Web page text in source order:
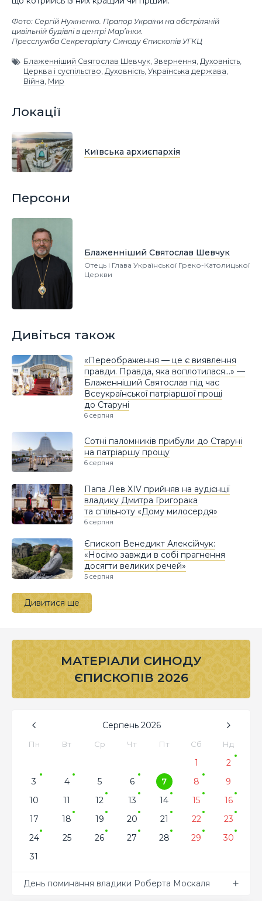
Фото: Сергій Нужненко. Прапор України на обстріляній
цивільній будівлі в центрі Мар’їнки.
Пресслужба Секретаріату Синоду Єпископів УГКЦ
Блаженніший Святослав Шевчук Звернення Духовність
Церква і суспільство Духовність Українська держава
Війна Мир
Локації
Київська архиєпархія
Персони
Блаженніший Святослав Шевчук
Отець і Глава Української Греко-Католицької
Церкви
Дивіться також
«Переображення — це є виявлення
правди. Правда, яка воплотилася…» —
Блаженніший Святослав під час
Всеукраїнської патріаршої прощі
до Старуні
6 серпня
Сотні паломників прибули до Старуні
на патріаршу прощу
6 серпня
Папа Лев XIV прийняв на аудієнції
владику Дмитра Григорака
та спільноту «Дому милосердя»
6 серпня
Єпископ Венедикт Алексійчук:
«Носімо завжди в собі прагнення
досягти великих речей»
5 серпня
Дивитися ще
МАТЕРІАЛИ СИНОДУ
ЄПИСКОПІВ 2026
Серпень 2026
Пн Вт Ср Чт Пт Сб Нд
1
2
3
4 5 6 7 8
9
10
11 12 13 14 15
16
17
18 19 20 21 22
23
24
25 26 27 28 29
30
31
День поминання владики Роберта Москаля